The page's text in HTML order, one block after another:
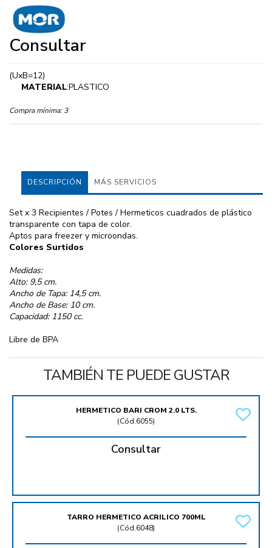
Consultar
(UxB=12)
MATERIAL:PLASTICO
Compra mínima: 3
DESCRIPCIÓN MÁS SERVICIOS
Set x 3 Recipientes / Potes / Hermeticos cuadrados de plástico
transparente con tapa de color.
Aptos para freezer y microondas.
Colores Surtidos
Medidas:
Alto: 9,5 cm.
Ancho de Tapa: 14,5 cm.
Ancho de Base: 10 cm.
Capacidad: 1150 cc.
Libre de BPA
TAMBIÉN TE PUEDE GUSTAR
HERMETICO BARI CROM 2.0 LTS.
(Cód.6055)
Consultar
TARRO HERMETICO ACRILICO 700ML
(Cód.6048)